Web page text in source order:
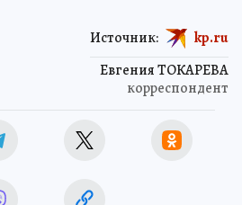
Евгения ТОКАРЕВА
корреспондент
Источник: kp.ru